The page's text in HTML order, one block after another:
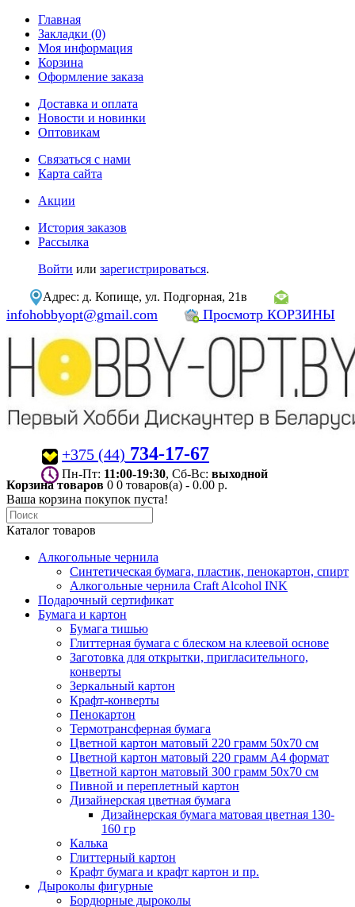
Главная
Закладки (0)
Моя информация
Корзина
Оформление заказа
Доставка и оплата
Новости и новинки
Оптовикам
Связаться с нами
Карта сайта
Акции
История заказов
Рассылка
Войти или зарегистрироваться.
Адрес: д. Копище, ул. Подгорная, 21в
infohobbyopt@gmail.com Просмотр КОРЗИНЫ
+375 (44) 734-17-67
Пн-Пт: 11:00-19:30 , Сб-Вс: выходной
Корзина товаров 0 0 товаров(а) - 0.00 р.
Ваша корзина покупок пуста!
Каталог товаров
Алкогольные чернила
Синтетическая бумага, пластик, пенокартон, спирт
Алкогольные чернила Craft Alcohol INK
Подарочный сертификат
Бумага и картон
Бумага тишью
Глиттерная бумага с блеском на клеевой основе
Заготовка для открытки, пригласительного,
конверты
Зеркальный картон
Крафт-конверты
Пенокартон
Термотрансферная бумага
Цветной картон матовый 220 грамм 50х70 см
Цветной картон матовый 220 грамм A4 формат
Цветной картон матовый 300 грамм 50х70 см
Пивной и переплетный картон
Дизайнерская цветная бумага
Дизайнерская бумага матовая цветная 130-
160 гр
Калька
Глиттерный картон
Крафт бумага и крафт картон и пр.
Дыроколы фигурные
Бордюрные дыроколы